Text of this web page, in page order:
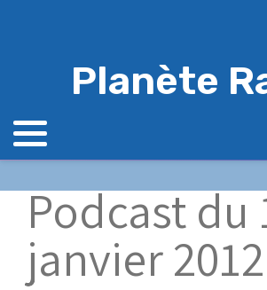
Planète
Podcast du
janvier 2012